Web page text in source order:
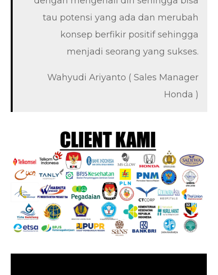
tau potensi yang ada dan merubah
konsep berfikir positif sehingga
menjadi seorang yang sukses.
Wahyudi Ariyanto ( Sales Manager
Honda )